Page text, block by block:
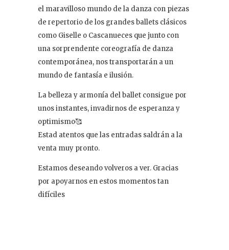
el maravilloso mundo de la danza con piezas
de repertorio de los grandes ballets clásicos
como Giselle o Cascanueces que junto con
una sorprendente coreografía de danza
contemporánea, nos transportarán a un
mundo de fantasía e ilusión.
La belleza y armonía del ballet consigue por
unos instantes, invadirnos de esperanza y
optimismo🥰
Estad atentos que las entradas saldrán a la
venta muy pronto.
Estamos deseando volveros a ver. Gracias
por apoyarnos en estos momentos tan
difíciles